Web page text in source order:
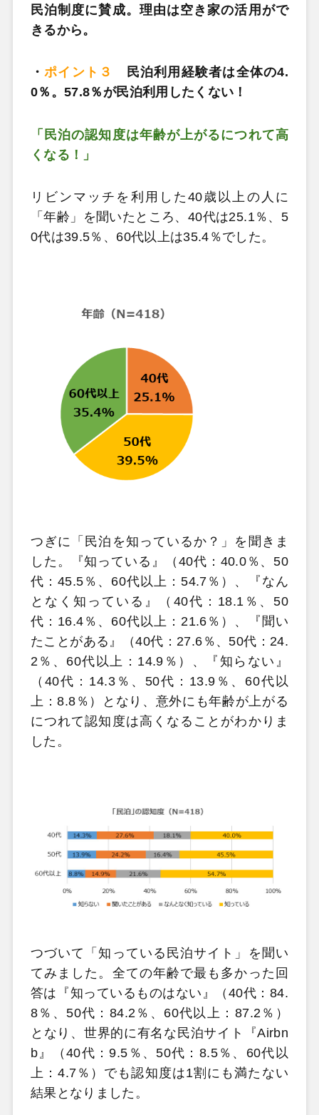
民泊制度に賛成。理由は空き家の活用がで
きるから。
・ポイント３
民泊利用経験者は全体の4.
0％。57.8％が民泊利用したくない！
「民泊の認知度は年齢が上がるにつれて高
くなる！」
リビンマッチを利用した40歳以上の人に
「年齢」を聞いたところ、40代は25.1％、5
0代は39.5％、60代以上は35.4％でした。
つぎに「民泊を知っているか？」を聞きま
した。『知っている』（40代：40.0％、50
代：45.5％、60代以上：54.7％）、『なん
となく知っている』（40代：18.1％、50
代：16.4％、60代以上：21.6％）、『聞い
たことがある』（40代：27.6％、50代：24.
2％、60代以上：14.9％）、『知らない』
（40代：14.3％、50代：13.9％、60代以
上：8.8％）となり、意外にも年齢が上がる
につれて認知度は高くなることがわかりま
した。
つづいて「知っている民泊サイト」を聞い
てみました。全ての年齢で最も多かった回
答は『知っているものはない』（40代：84.
8％、50代：84.2％、60代以上：87.2％）
となり、世界的に有名な民泊サイト『Airbn
b』（40代：9.5％、50代：8.5％、60代以
上：4.7％）でも認知度は1割にも満たない
結果となりました。